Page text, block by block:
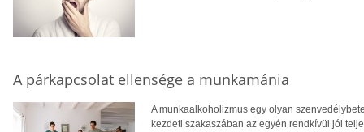
A párkapcsolat ellensége a munkamánia
A munkaalkoholizmus egy olyan
kezdeti szakaszában az egyén rendkívül jól